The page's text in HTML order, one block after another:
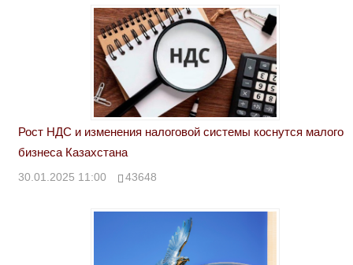
Рост НДС и изменения налоговой системы коснутся малого
бизнеса Казахстана
30.01.2025 11:00 43648